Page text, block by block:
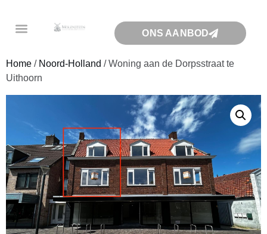
ONS AANBOD
Home / Noord-Holland / Woning aan de Dorpsstraat te
Uithoorn